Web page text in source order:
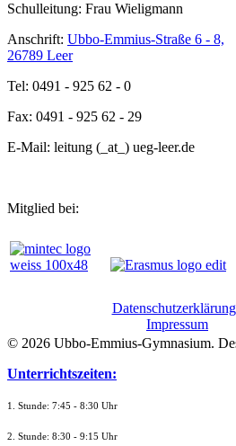
Schulleitung: Frau Wieligmann
Anschrift: Ubbo-Emmius-Straße 6 - 8,
26789 Leer
Tel: 0491 - 925 62 - 0
Fax: 0491 - 925 62 - 29
E-Mail: leitung (_at_) ueg-leer.de
Mitglied bei:
Impressum
© 2026 Ubbo-Emmius-Gymnasium.
Unterrichtszeiten:
1. Stunde: 7:45 - 8:30 Uhr
2. Stunde: 8:30 - 9:15 Uhr